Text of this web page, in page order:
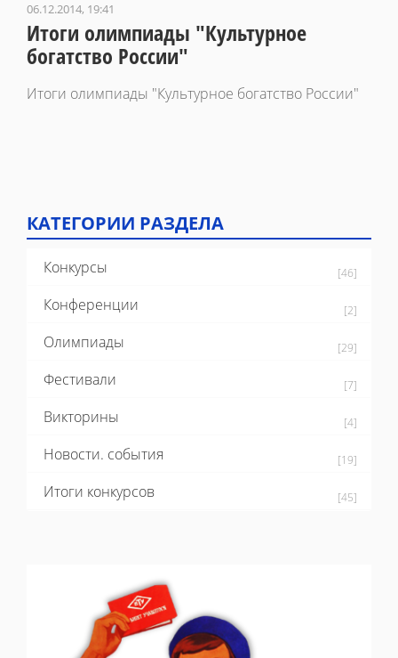
06.12.2014, 19:41
Итоги олимпиады "Культурное
богатство России"
Итоги олимпиады "Культурное богатство России"
КАТЕГОРИИ РАЗДЕЛА
Конкурсы [46]
Конференции [2]
Олимпиады [29]
Фестивали [7]
Викторины [4]
Новости. события [19]
Итоги конкурсов [45]